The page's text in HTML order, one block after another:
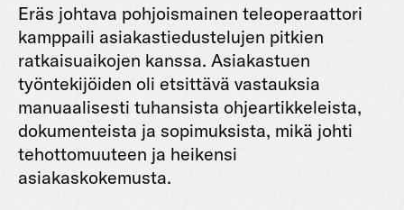
Eräs johtava pohjoismainen teleoperaattori
kamppaili asiakastiedustelujen pitkien
ratkaisu­aikojen kanssa. Asiakastuen
työntekijöiden oli etsittävä vastauksia
manuaalisesti tuhansista ohjeartikkeleista,
dokumenteista ja sopimuksista, mikä johti
tehottomuuteen ja heikensi
asiakaskokemusta.